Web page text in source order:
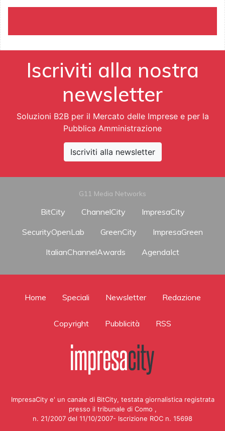
Iscriviti alla nostra
newsletter
Soluzioni B2B per il Mercato delle Imprese e per la
Pubblica Amministrazione
Iscriviti alla newsletter
G11 Media Networks
BitCity ChannelCity
ImpresaCity
SecurityOpenLab
GreenCity
ImpresaGreen
ItalianChannelAwards
AgendaIct
Home Speciali Newsletter Redazione
Copyright Pubblicità RSS
ImpresaCity e' un canale di BitCity, testata giornalistica registrata
presso il tribunale di Como ,
n. 21/2007 del 11/10/2007- Iscrizione ROC n. 15698